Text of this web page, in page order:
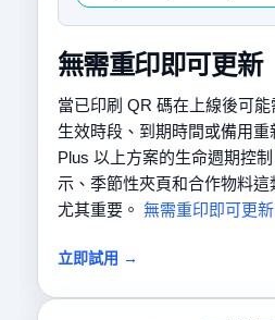
無需重印即可更新
當已印刷 QR 碼在上線後可
生效時段、到期時間或備用重
Plus 以上方案的生命週期控
示、季節性夾頁和合作物料
尤其重要。 無需重印即可更
立即試用 →